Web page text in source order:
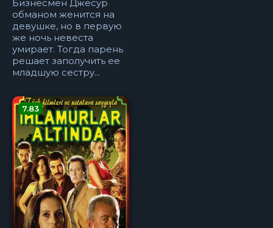
Бизнесмен Джесур
обманом женится на
девушке, но в первую
же ночь невеста
умирает. Тогда парень
решает заполучить ее
младшую сестру...
7.83